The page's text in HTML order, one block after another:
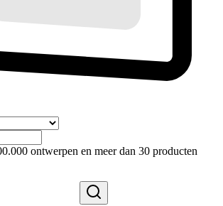
ontwerpen en meer dan 30 producten